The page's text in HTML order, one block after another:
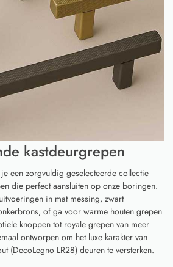
kastdeurgrepen
een zorgvuldig geselecteerde collectie
die perfect aansluiten op onze boringen.
in mat messing, zwart
of ga voor warme houten grepen
knoppen tot royale grepen van meer
ontworpen om het luxe karakter van
(DecoLegno LR28) deuren te versterken.